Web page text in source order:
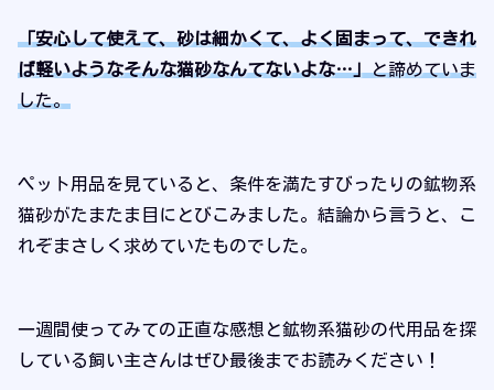
「安心して使えて、砂は細かくて、よく固まって、できれ
ば軽いようなそんな猫砂なんてないよな…」と諦めていま
した。
ペット用品を見ていると、条件を満たすびったりの鉱物系
猫砂がたまたま目にとびこみました。結論から言うと、こ
れぞまさしく求めていたものでした。
一週間使ってみての正直な感想と鉱物系猫砂の代用品を探
している飼い主さんはぜひ最後までお読みください！